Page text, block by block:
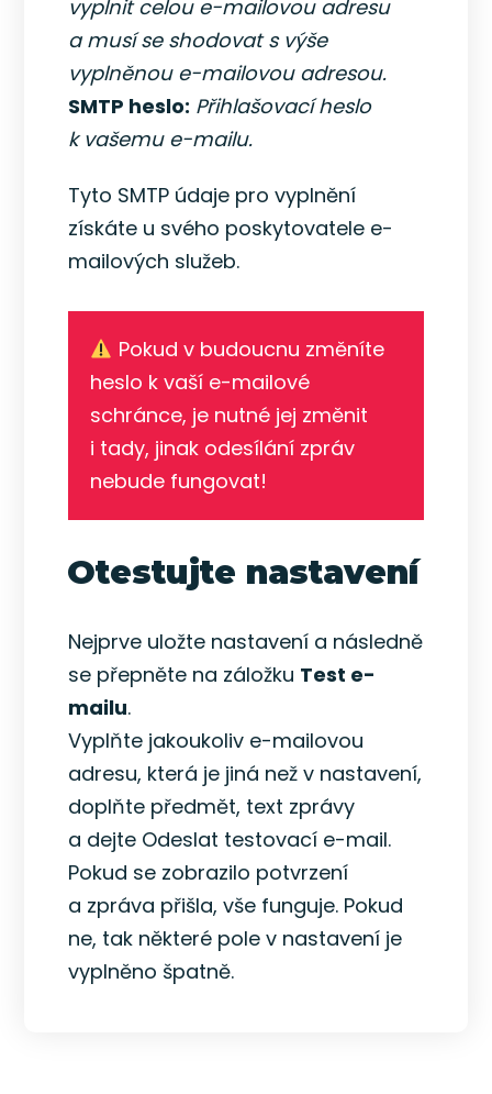
vyplnit celou e-mailovou adresu
a musí se shodovat s výše
vyplněnou e-mailovou adresou.
SMTP heslo: Přihlašovací heslo
k vašemu e-mailu.
Tyto SMTP údaje pro vyplnění
získáte u svého poskytovatele e-
mailových služeb.
Pokud v budoucnu změníte
heslo k vaší e-mailové
schránce, je nutné jej změnit
i tady, jinak odesílání zpráv
nebude fungovat!
Otestujte nastavení
Nejprve uložte nastavení a následně
se přepněte na záložku Test e-
mailu.
Vyplňte jakoukoliv e-mailovou
adresu, která je jiná než v nastavení,
doplňte předmět, text zprávy
a dejte Odeslat testovací e-mail.
Pokud se zobrazilo potvrzení
a zpráva přišla, vše funguje. Pokud
ne, tak některé pole v nastavení je
vyplněno špatně.